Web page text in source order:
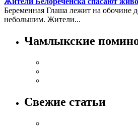
Беременная Глаша лежит на обочине
небольшим. Жители...
Чамлыкские
Свежие статьи